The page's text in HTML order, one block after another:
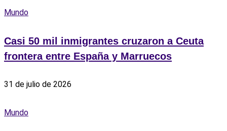
Mundo
Casi 50 mil inmigrantes cruzaron a Ceuta
frontera entre España y Marruecos
31 de julio de 2026
Mundo